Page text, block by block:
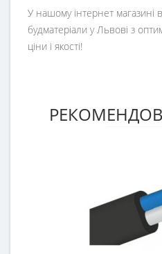
У нашому інтернет магазині
будматеріали у Львові з
ціни і якості!